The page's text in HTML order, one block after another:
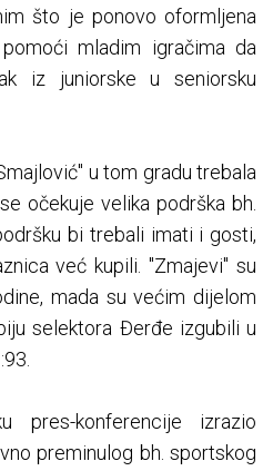
što je ponovo oformljena
mladim igračima da
iz juniorske u seniorsku
u tom gradu trebala
očekuje velika podrška bh.
bi trebali imati i gosti,
već kupili. "Zmajevi" su
mada su većim dijelom
selektora Đerđe izgubili u
pres-konferencije izrazio
preminulog bh. sportskog